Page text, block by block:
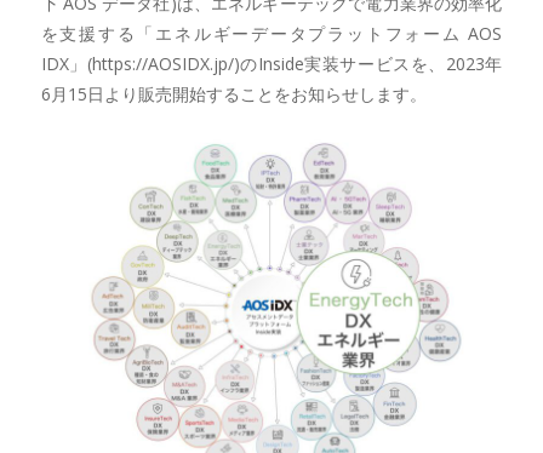
を支援する「エネルギーデータプラットフォーム AOS
IDX」(https://AOSIDX.jp/)のInside実装サービスを、2023年
6月15日より販売開始することをお知らせします。